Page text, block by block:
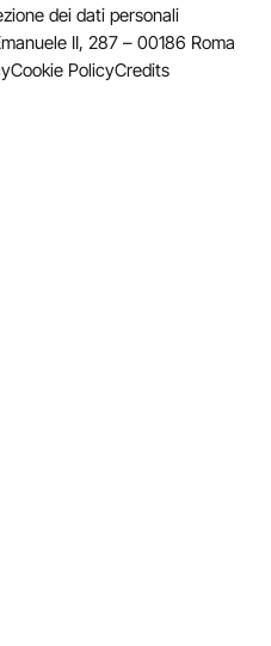
dei dati personali
II, 287 – 00186 Roma
Cookie PolicyCredits